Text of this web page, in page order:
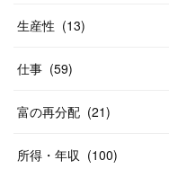
生産性 (13)
仕事 (59)
富の再分配 (21)
所得・年収 (100)